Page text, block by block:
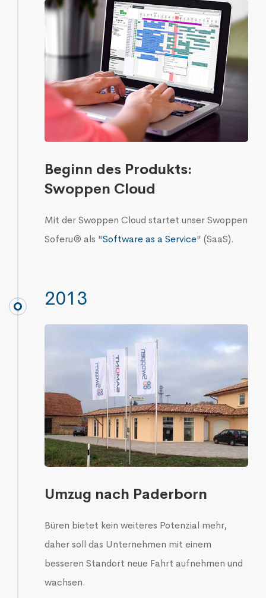
Beginn des Produkts:
Swoppen Cloud
Mit derSwoppen Cloud startet unser Swoppen
Soferu® als "Software as a Service" (SaaS).
2013
Umzug nach Paderborn
Büren bietet kein weiteres Potenzial mehr,
daher soll das Unternehmen mit einem
besseren Standort neue Fahrt aufnehmen und
wachsen.